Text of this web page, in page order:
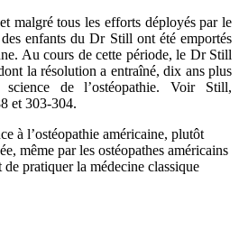
malgré tous les efforts déployés par le
enfants du Dr Still ont été emportés
Au cours de cette période, le Dr Still
la résolution a entraîné, dix ans plus
de l’ostéopathie. Voir Still,
et 303-304.
à l’ostéopathie américaine, plutôt
même par les ostéopathes américains
pratiquer la médecine classique